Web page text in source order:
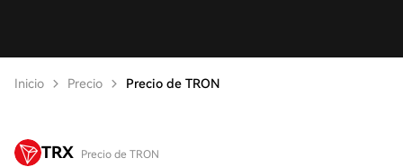
Inicio Precio Precio de TRON
TRX Precio de TRON